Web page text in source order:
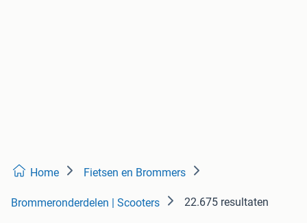
Home Fietsen en Brommers
Brommeronderdelen | Scooters 22.675 resultaten